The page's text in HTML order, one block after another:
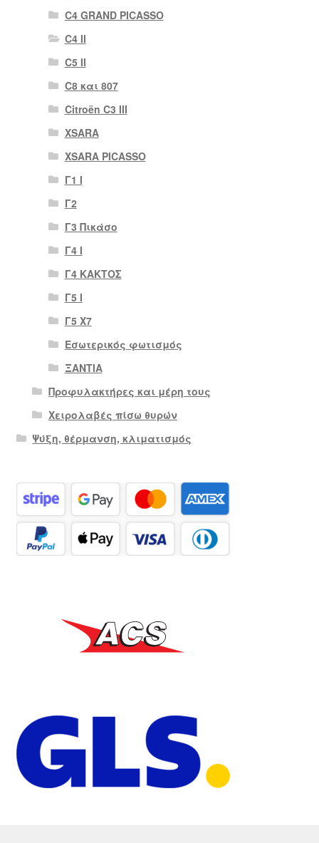
C4 GRAND PICASSO
C4 II
C5 II
C8 και 807
Citroën C3 III
XSARA
XSARA PICASSO
Γ1 Ι
Γ2
Γ3 Πικάσο
Γ4 Ι
Γ4 ΚΑΚΤΟΣ
Γ5 Ι
Γ5 Χ7
Εσωτερικός φωτισμός
ΞΑΝΤΙΑ
Προφυλακτήρες και μέρη τους
Χειρολαβές πίσω θυρών
Ψύξη, θέρμανση, κλιματισμός